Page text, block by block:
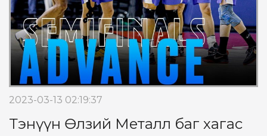
2023-03-13 02:19:37
Тэнүүн Өлзий Металл баг хагас